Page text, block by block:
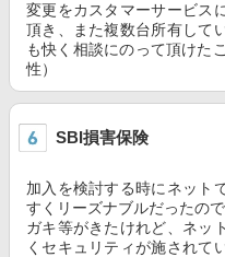
変更をカスタマーサービス
頂き、また複数台所有して
も快く相談にのって頂けた
性）
SBI損害保険
加入を検討する時にネット
すくリーズナブルだったの
ガキ等がきたけれど、ネッ
くセキュリティが施されて